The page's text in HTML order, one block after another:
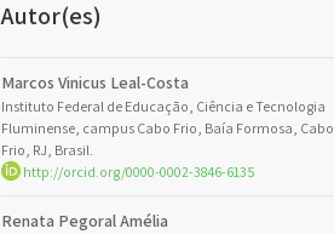
Autor(es)
Marcos Vinicus Leal-Costa
Instituto Federal de Educação, Ciência e Tecnologia
Fluminense, campus Cabo Frio, Baía Formosa, Cabo
Frio, RJ, Brasil.
http://orcid.org/0000-0002-3846-6135
Renata Pegoral Amélia